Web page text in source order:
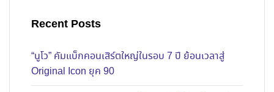
Recent Posts
“นูโว” คัมแบ็กคอนเสิร์ตใหญ่ในรอบ 7 ปี ย้อนเวลาสู่
Original Icon ยุค 90